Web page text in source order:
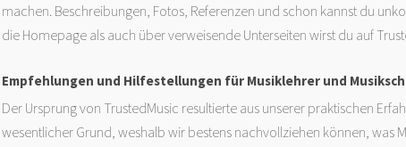
machen. Beschreibungen, Fotos, Referenzen und schon kannst du
die Homepage als auch über verweisende Unterseiten wirst du auf
Empfehlungen und Hilfestellungen für Musiklehrer und
Der Ursprung von TrustedMusic resultierte aus unserer praktischen
wesentlicher Grund, weshalb wir bestens nachvollziehen können, was